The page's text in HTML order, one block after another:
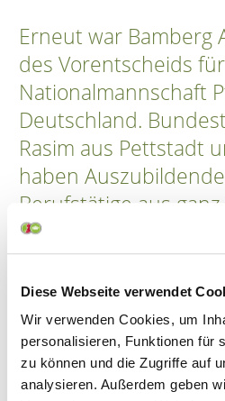
Diese Webseite verwendet
Wir verwenden Cookies, um
personalisieren, Funktionen für
zu können und die Zugriffe auf
analysieren. Außerdem geben
Erneut war Bamberg
des Vorentscheids
Nationalmannschaft
Deutschland.
Rasim aus Pettstadt
haben
Berufstätige aus
geladen. Der
herausfordernden
dem Pflegealltag fand
Bamberger
Gesundheits- und
des Artikels.